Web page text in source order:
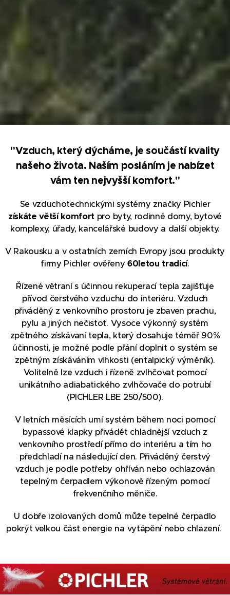
"Vzduch, který dýcháme, je součástí kvality
našeho života. Naším posláním je nabízet
vám ten nejvyšší komfort."
Se vzduchotechnickými systémy značky Pichler
získáte větší komfort pro byty, rodinné domy, bytové
komplexy, úřady, kancelářské budovy a další objekty.
V Rakousku a v ostatních zemích Evropy jsou produkty
firmy Pichler ověřeny 60letou tradicí.
Řízené větraní s účinnou rekuperací tepla zajišťuje
přívod čerstvého vzduchu do interiéru. Vzduch
přiváděný z venkovního prostoru je zbaven prachu,
pylu a jiných nečistot. Vysoce výkonný systém
zpětného získávaní tepla, který dosahuje téměř 90%
účinnosti, je možné podle přání doplnit o systém se
zpětným získáváním vlhkosti (entalpický výměník).
Volitelně lze vzduch i řízeně zvlhčovat pomocí
unikátního adiabatického zvlhčovače do potrubí
(PICHLER LBE 250/500).
V letních měsících umí systém během noci pomocí
bypassové klapky přivádět chladnější vzduch z
venkovního prostředí přímo do interiéru a tím ho
předchladí na následující den. Přiváděný čerstvý
vzduch je podle potřeby ohříván nebo ochlazován
tepelným čerpadlem výkonově řízeným pomocí
frekvenčního měniče.
U dobře izolovaných domů může tepelné čerpadlo
pokrýt velkou část energie na vytápění nebo chlazení.